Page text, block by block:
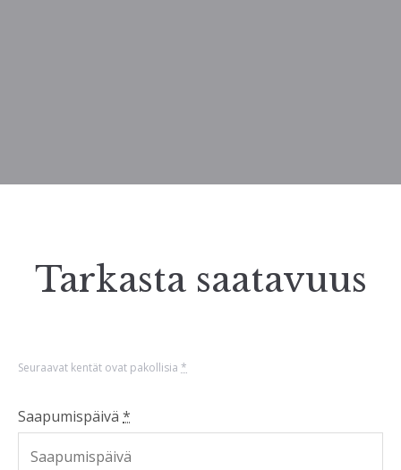
Tarkasta saatavuus
Seuraavat kentät ovat pakollisia *
Saapumispäivä *